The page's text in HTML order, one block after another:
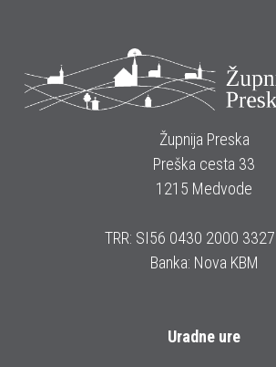
Župnija Preska
Preška cesta 33
1215 Medvode
TRR: SI56 0430 2000
Banka: Nova KBM
Uradne ure